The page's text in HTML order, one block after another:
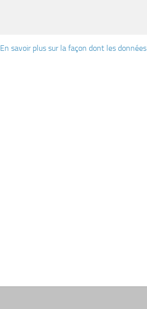
En savoir plus sur la façon dont les données